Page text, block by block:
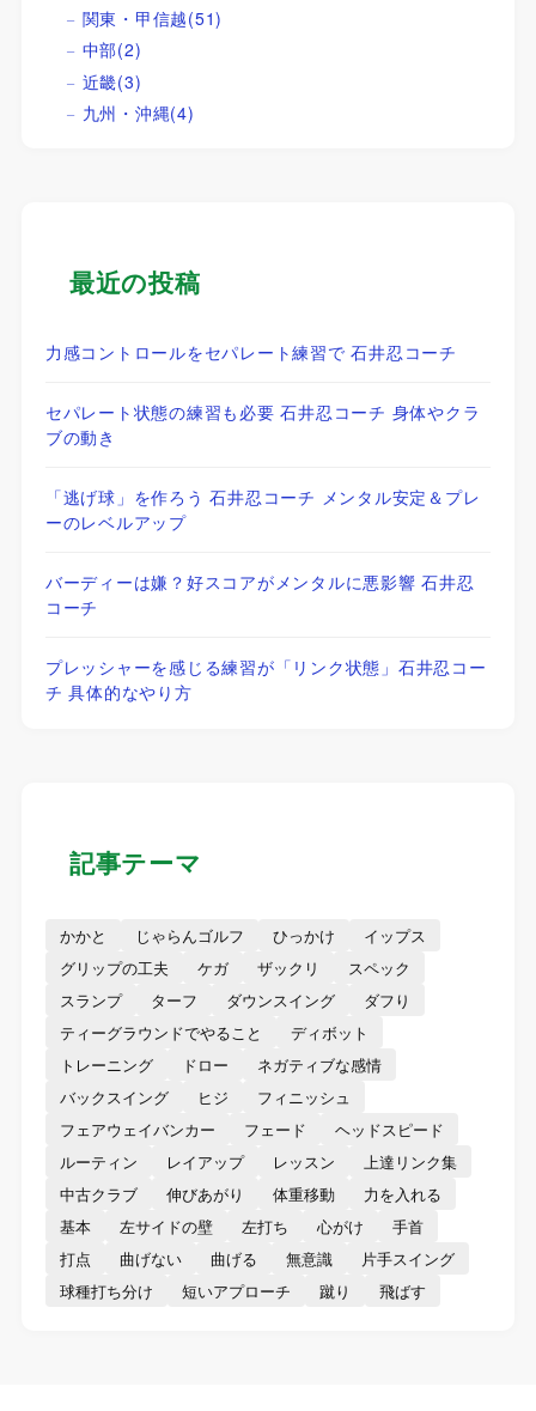
関東・甲信越(51)
中部(2)
近畿(3)
九州・沖縄(4)
最近の投稿
力感コントロールをセパレート練習で 石井忍コーチ
セパレート状態の練習も必要 石井忍コーチ 身体やクラ
ブの動き
「逃げ球」を作ろう 石井忍コーチ メンタル安定＆プレ
ーのレベルアップ
バーディーは嫌？好スコアがメンタルに悪影響 石井忍
コーチ
プレッシャーを感じる練習が「リンク状態」石井忍コー
チ 具体的なやり方
記事テーマ
かかと じゃらんゴルフ ひっかけ
イップス
グリップの工夫
ケガ ザックリ
スペック
スランプ
ターフ ダウンスイング
ダフり
ティーグラウンドでやること
ディボット
トレーニング
ドロー
ネガティブな感情
バックスイング
ヒジ
フィニッシュ
フェアウェイバンカー
フェード
ヘッドスピード
ルーティン
レイアップ レッスン
上達リンク集
中古クラブ
伸びあがり 体重移動
力を入れる
基本
左サイドの壁 左打ち 心がけ
手首
打点
曲げない 曲げる 無意識
片手スイング
球種打ち分け
短いアプローチ 蹴り 飛ばす